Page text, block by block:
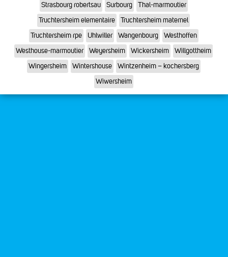
Strasbourg robertsau
Surbourg
Thal-marmoutier
Truchtersheim elementaire
Truchtersheim maternel
Truchtersheim rpe
Uhlwiller Wangenbourg
Westhoffen
Westhouse-marmoutier
Weyersheim Wickersheim
Willgottheim
Wingersheim
Wintershouse
Wintzenheim – kochersberg
Wiwersheim